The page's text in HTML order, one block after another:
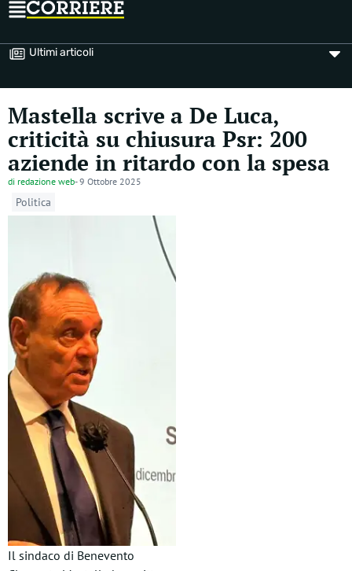
Ultimi articoli
Mastella scrive a De Luca,
criticità su chiusura Psr: 200
aziende in ritardo con la spesa
di redazione web-9 Ottobre 2025
Politica
Il sindaco di Benevento